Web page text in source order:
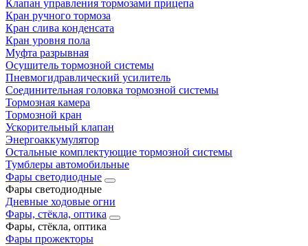
Клапан управления тормозами прицепа
Кран ручного тормоза
Кран слива конденсата
Кран уровня пола
Муфта разрывная
Осушитель тормозной системы
Пневмогидравлический усилитель
Соединительная головка тормозной системы
Тормозная камера
Тормозной кран
Ускорительный клапан
Энергоаккумулятор
Остальные комплектующие тормозной системы
Тумблеры автомобильные
Фары светодиодные
Фары светодиодные
Дневные ходовые огни
Фары, стёкла, оптика
Фары, стёкла, оптика
Фары прожекторы